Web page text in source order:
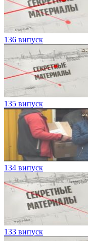
136 випуск
135 випуск
134 випуск
133 випуск